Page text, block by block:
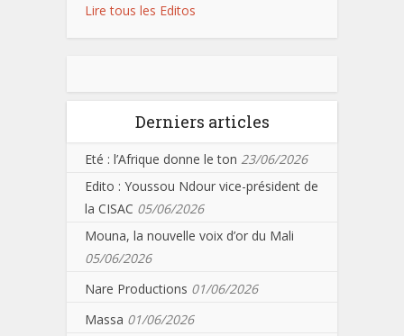
Lire tous les Editos
Derniers articles
Eté : l’Afrique donne le ton 23/06/2026
Edito : Youssou Ndour vice-président de
la CISAC 05/06/2026
Mouna, la nouvelle voix d’or du Mali
05/06/2026
Nare Productions 01/06/2026
Massa 01/06/2026